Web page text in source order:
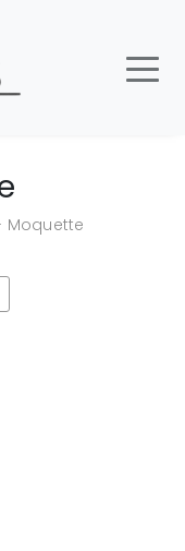
Moquette